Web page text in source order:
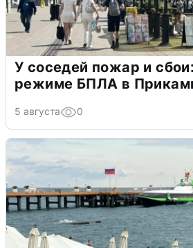
У соседей пожар и
режиме БПЛА в
5 августа 0